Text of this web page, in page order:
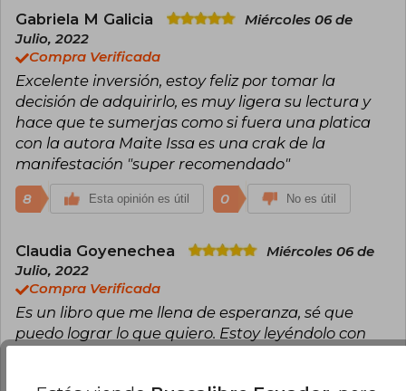
emprendimiento de siete cifras, partiendo de
mujeres en más de veinticinco países a
manifestar lo que antes creían imposible. Ha
colaborado en medios como Vogue, ¡Hola!,
Mujer Hoy y en Televisión Española, entre otros.
También ha desarrollado online la comunidad
Manifestadoras Expertas y los programas
Manifiéstalo y Eres un imán para el dinero, que
cuentan con miles de alumnas. En estos
simple, las claves de la manifestación para que
cada mujer pueda crear su realidad uniendo el
del Universo.
Gabriela M Galicia
Miércoles 06 de
Julio, 2022
Compra Verificada
Excelente inversión, estoy feliz por tomar la
decisión de adquirirlo, es muy ligera su lectura y
hace que te sumerjas como si fuera una platica
con la autora Maite Issa es una crak de la
manifestación "super recomendado"
8 Esta opinión es útil 0 No es útil
Claudia Goyenechea
Miércoles 06 de
Julio, 2022
Compra Verificada
Es un libro que me llena de esperanza, sé que
puedo lograr lo que quiero. Estoy leyéndolo con